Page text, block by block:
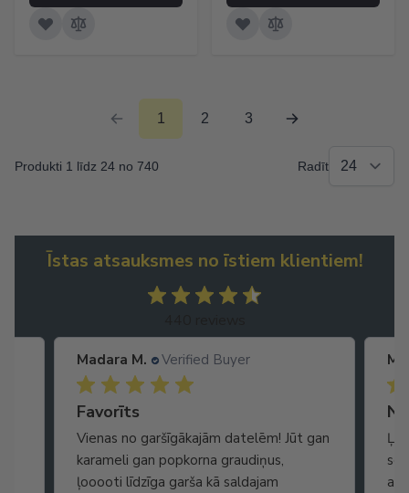
1 2 3
Produkti 1 līdz 24 no 740 Radīt
Īstas atsauksmes no īstiem klientiem!
Madara M. Verified Buyer
Favorīts
Vienas no garšīgākajām datelēm! Jūt gan
karameli gan popkorna graudiņus,
ļooooti līdzīga garša kā saldajam
arī